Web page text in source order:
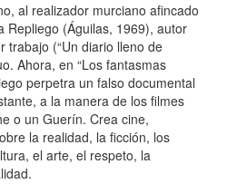
al realizador murciano afincado
Repliego (Águilas, 1969), autor
trabajo (“Un diario lleno de
Ahora, en “Los fantasmas
perpetra un falso documental
a la manera de los filmes
o un Guerín. Crea cine,
la realidad, la ficción, los
el arte, el respeto, la